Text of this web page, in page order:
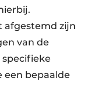
afgestemd zijn
van de
een bepaalde